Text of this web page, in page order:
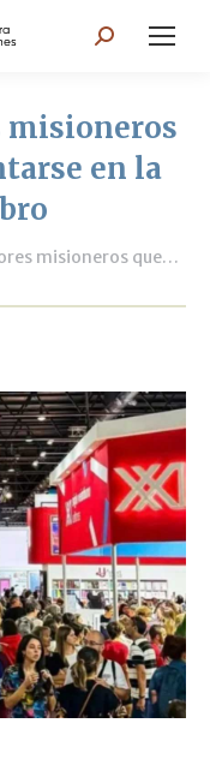
Search:
misioneros
en la
misioneros que…